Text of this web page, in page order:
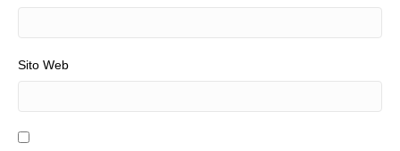
Sito Web